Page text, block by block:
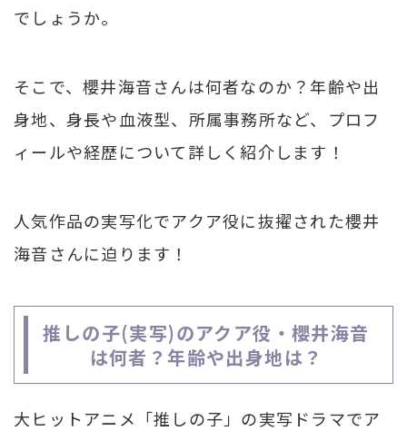
でしょうか。
そこで、櫻井海音さんは何者なのか？年齢や出
身地、身長や血液型、所属事務所など、プロフ
ィールや経歴について詳しく紹介します！
人気作品の実写化でアクア役に抜擢された櫻井
海音さんに迫ります！
推しの子(実写)のアクア役・櫻井海音
は何者？年齢や出身地は？
大ヒットアニメ「推しの子」の実写ドラマでア